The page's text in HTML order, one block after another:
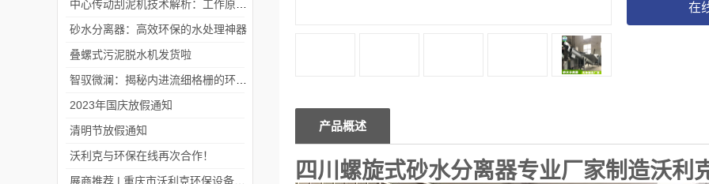
在
产品概述
四川螺旋式砂水分离器专业厂家制造沃利
砂水分离器：高效环保的水处理神器
叠螺式污泥脱水机发货啦
2023年国庆放假通知
清明节放假通知
沃利克与环保在线再次合作！